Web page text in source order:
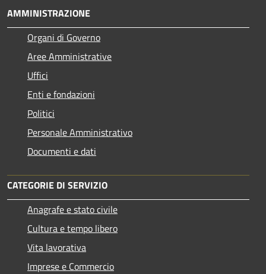
AMMINISTRAZIONE
Organi di Governo
Aree Amministrative
Uffici
Enti e fondazioni
Politici
Personale Amministrativo
Documenti e dati
CATEGORIE DI SERVIZIO
Anagrafe e stato civile
Cultura e tempo libero
Vita lavorativa
Imprese e Commercio